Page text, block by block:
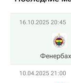
16.10.2025 20:45
10.04.2025 21:00